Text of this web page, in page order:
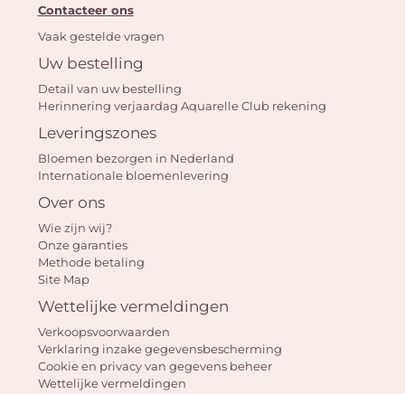
Contacteer ons
Vaak gestelde vragen
Uw bestelling
Detail van uw bestelling
Herinnering verjaardag Aquarelle Club rekening
Leveringszones
Bloemen bezorgen in Nederland
Internationale bloemenlevering
Over ons
Wie zijn wij?
Onze garanties
Methode betaling
Site Map
Wettelijke vermeldingen
Verkoopsvoorwaarden
Verklaring inzake gegevensbescherming
Cookie en privacy van gegevens beheer
Wettelijke vermeldingen